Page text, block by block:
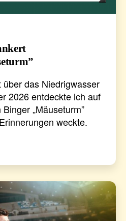
das Niedrigwasser
2026 entdeckte ich auf
„Mäuseturm”
weckte.